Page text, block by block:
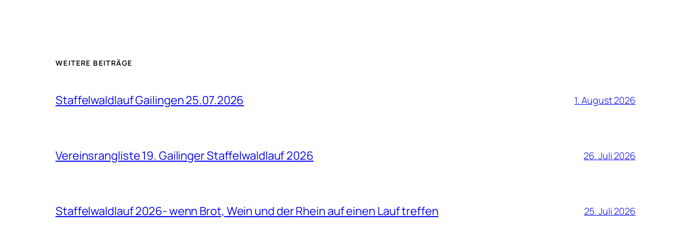
WEITERE BEITRÄGE
Staffelwaldlauf Gailingen 25.07.2026 1. August 2026
Vereinsrangliste 19. Gailinger Staffelwaldlauf 2026 26. Juli 2026
Staffelwaldlauf 2026- wenn Brot, Wein und der Rhein auf einen Lauf treffen 25. Juli 2026